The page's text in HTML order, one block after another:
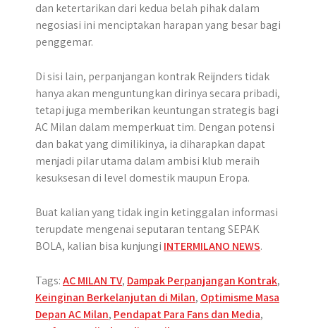
dan ketertarikan dari kedua belah pihak dalam
negosiasi ini menciptakan harapan yang besar bagi
penggemar.
Di sisi lain, perpanjangan kontrak Reijnders tidak
hanya akan menguntungkan dirinya secara pribadi,
tetapi juga memberikan keuntungan strategis bagi
AC Milan dalam memperkuat tim. Dengan potensi
dan bakat yang dimilikinya, ia diharapkan dapat
menjadi pilar utama dalam ambisi klub meraih
kesuksesan di level domestik maupun Eropa.
Buat kalian yang tidak ingin ketinggalan informasi
terupdate mengenai seputaran tentang SEPAK
BOLA, kalian bisa kunjungi INTERMILANO NEWS.
Tags:AC MILAN TV, Dampak Perpanjangan Kontrak,
Keinginan Berkelanjutan di Milan, Optimisme Masa
Depan AC Milan, Pendapat Para Fans dan Media,